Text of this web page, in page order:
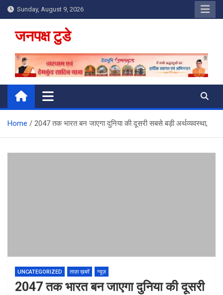
Skip
to
content
Sunday, August 9, 2026
जनपक्ष टुडे
Home 2047 तक भारत बन जाएगा दुनिया की दूसरी सबसे बड़ी अर्थव्यवस्था,
UNCATEGORIZED ताज़ा ख़बरें न्यूज़
2047 तक भारत बन जाएगा दुनिया की दूसरी